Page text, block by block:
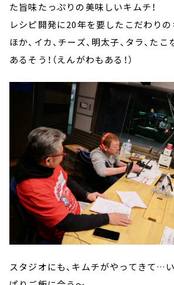
た旨味たっぷりの美味しいキムチ！
レシピ開発に20年を要したこだわりの
ほか、イカ、チーズ、明太子、タラ、た
あるそう！（えんがわもある！）
スタジオにも、キムチがやってきて…